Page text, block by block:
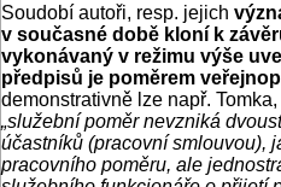
Soudobí autoři, resp. jejich
v současné době kloní k
vykonávaný v režimu výše
předpisů je poměrem
demonstrativně lze např.
„služební poměr nevzniká
účastníků (pracovní smlouvou),
pracovního poměru, ale